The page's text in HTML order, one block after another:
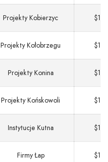
Projekty Kobierzyc $13
Projekty Kołobrzegu $13
Projekty Konina $13
Projekty Końskowoli $13
Instytucje Kutna $13
Firmy Łap $13